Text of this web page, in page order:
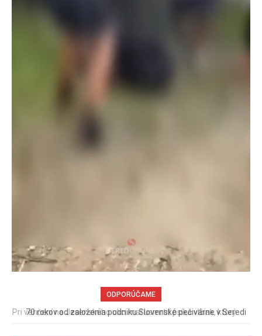
ODPORÚČAME
70 rokov od založenia podniku Slovenské pečivárne v Seredi